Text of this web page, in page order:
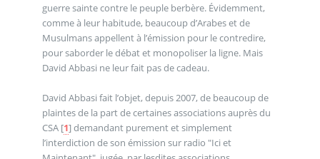
guerre sainte contre le peuple berbère. Évidemment,
comme à leur habitude, beaucoup d’Arabes et de
Musulmans appellent à l’émission pour le contredire,
pour saborder le débat et monopoliser la ligne. Mais
David Abbasi ne leur fait pas de cadeau.
David Abbasi fait l’objet, depuis 2007, de beaucoup de
plaintes de la part de certaines associations auprès du
CSA[1]demandant purement et simplement
l’interdiction de son émission sur radio "Ici et